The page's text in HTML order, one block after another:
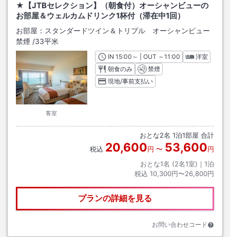
★【JTBセレクション】（朝食付）オーシャンビューの
お部屋＆ウェルカムドリンク1杯付（滞在中1回）
お部屋： スタンダードツイン＆トリプル オーシャンビュー
禁煙 /33平米
客室
INチェックイン
15:00 ～ | OUT チェックアウト
～11:00
洋室
朝食のみ
禁煙
現地/事前支払い
おとな2名 1泊1部屋 合計
税込 20,600円 〜 53,600円
おとな1名 (2名1室)｜ 1泊
税込 10,300円〜26,800円
プランの詳細を見る
お問い合わせコード